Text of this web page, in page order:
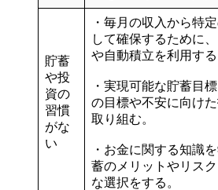
貯蓄
や投
資の
習慣
がな
い
・毎月の収入から特
して確保するために、
や自動積立を利用する
・実現可能な貯蓄目
の目標や不安に向け
取り組む。
・ お金に関する知識
蓄のメリットやリス
な選択をする。